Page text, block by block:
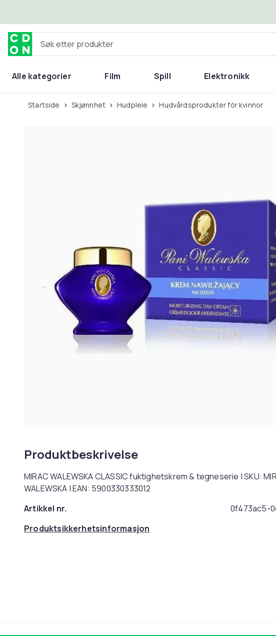
Søk etter produkter
Alle kategorier Film Spill Elektronikk
Startside Skjønnhet Hudpleie Hudvårdsprodukter för kvinnor
Produktbeskrivelse
MIRAC WALEWSKA CLASSIC fuktighetskrem & tegneserie | SKU:
WALEWSKA | EAN: 5900330333012
Artikkel nr.
0f473ac5-
Produktsikkerhetsinformasjon